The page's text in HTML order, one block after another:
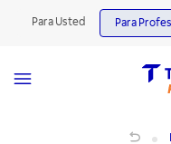
Para Usted Para